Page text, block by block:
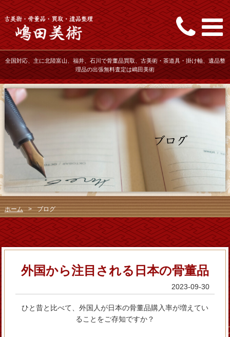
全国対応、主に北陸富山、福井、石川で骨董品買取、古美術・茶道具・掛け軸、遺品整
理品の出張無料査定は嶋田美術
ホーム > ブログ
外国から注目される日本の骨董品
2023-09-30
ひと昔と比べて、外国人が日本の骨董品購入率が増えてい
ることをご存知ですか？